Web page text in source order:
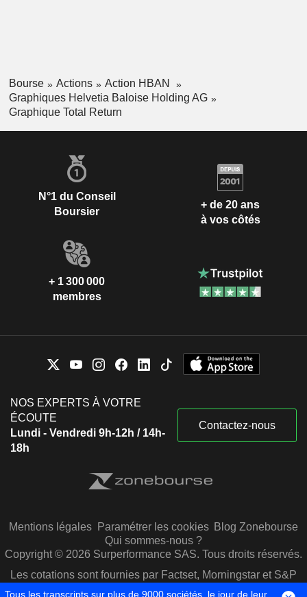
Bourse Actions
Action HBAN
Graphiques Helvetia Baloise Holding AG
Graphique Total Return
N°1 du Conseil
Boursier
+ de 20 ans
à vos côtés
+ 1 300 000
membres
NOS EXPERTS À VOTRE
ÉCOUTE
Lundi - Vendredi 9h-12h / 14h-
18h
Contactez-nous
Mentions légales Paramétrer les cookies Blog Zonebourse
Qui sommes-nous ?
Copyright © 2026 Surperformance SAS. Tous droits réservés.
Les cotations sont fournies par Factset, Morningstar et S&P
Capital IQ
Tous les transcripts sur plus de 9000 sociétés, le jour de leur